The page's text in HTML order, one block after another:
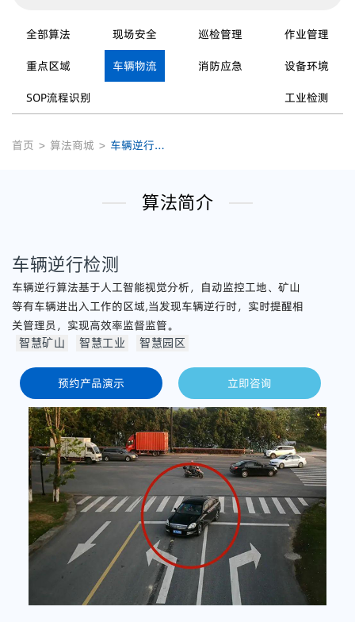
全部算法 现场安全 巡检管理
作业管理
重点区域
车辆物流 消防应急
设备环境
SOP流程识别
工业检测
首页 > 算法商城 > 车辆逆行检测
算法简介
车辆逆行检测
车辆逆行算法基于人工智能视觉分析，自动监控工地、矿山
等有车辆进出入工作的区域,当发现车辆逆行时，实时提醒相
关管理员，实现高效率监督监管。
智慧矿山 智慧工业 智慧园区
预约产品演示 立即咨询